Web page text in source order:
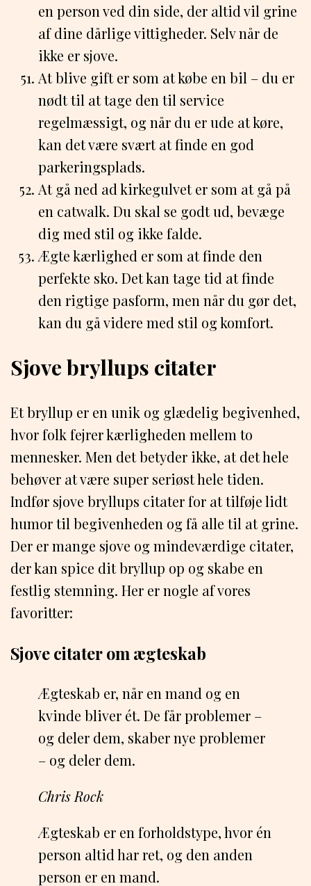
en person ved din side, der altid vil grine
af dine dårlige vittigheder. Selv når de
ikke er sjove.
At blive gift er som at købe en bil – du er
nødt til at tage den til service
regelmæssigt, og når du er ude at køre,
kan det være svært at finde en god
parkeringsplads.
At gå ned ad kirkegulvet er som at gå på
en catwalk. Du skal se godt ud, bevæge
dig med stil og ikke falde.
Ægte kærlighed er som at finde den
perfekte sko. Det kan tage tid at finde
den rigtige pasform, men når du gør det,
kan du gå videre med stil og komfort.
Sjove bryllups citater
Et bryllup er en unik og glædelig begivenhed,
hvor folk fejrer kærligheden mellem to
mennesker. Men det betyder ikke, at det hele
behøver at være super seriøst hele tiden.
Indfør sjove bryllups citater for at tilføje lidt
humor til begivenheden og få alle til at grine.
Der er mange sjove og mindeværdige citater,
der kan spice dit bryllup op og skabe en
festlig stemning. Her er nogle af vores
favoritter:
Sjove citater om ægteskab
Ægteskab er, når en mand og en
kvinde bliver ét. De får problemer –
og deler dem, skaber nye problemer
– og deler dem.
Chris Rock
Ægteskab er en forholdstype, hvor én
person altid har ret, og den anden
person er en mand.